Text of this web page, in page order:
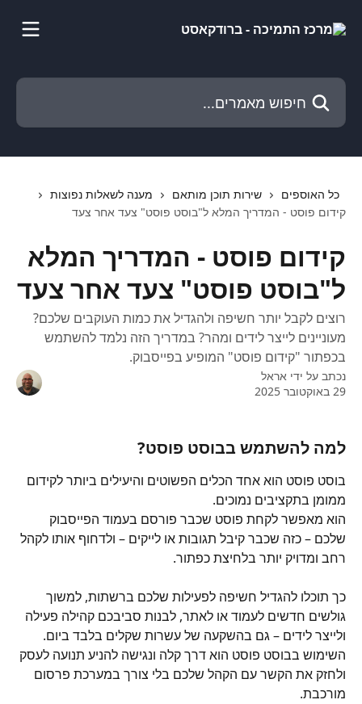
חיפוש מאמרים...
כל האוספים שירות תוכן מותאם
מענה לשאלות נפוצות
קידום פוסט - המדריך המלא ל"בוסט פוסט" צעד אחר צעד
קידום פוסט - המדריך המלא
ל"בוסט פוסט" צעד אחר צעד
רוצים לקבל יותר חשיפה ולהגדיל את כמות העוקבים שלכם?
מעוניינים לייצר לידים ומהר? במדריך הזה נלמד להשתמש
בכפתור "קידום פוסט" המופיע בפייסבוק.
נכתב על ידי אראל
29 באוקטובר 2025
למה להשתמש בבוסט פוסט?
בוסט פוסט הוא אחד הכלים הפשוטים והיעילים ביותר לקידום
ממומן בתקציבים נמוכים.
הוא מאפשר לקחת פוסט שכבר פורסם בעמוד הפייסבוק
שלכם – כזה שכבר קיבל תגובות או לייקים – ולדחוף אותו לקהל
רחב ומדויק יותר בלחיצת כפתור.
כך תוכלו להגדיל חשיפה לפעילות שלכם ברשתות, למשוך
גולשים חדשים לעמוד או לאתר, לבנות סביבכם קהילה פעילה
ולייצר לידים – גם בהשקעה של עשרות שקלים בלבד ביום.
השימוש בבוסט פוסט הוא דרך קלה ונגישה להניע תנועה לעסק
ולחזק את הקשר עם הקהל שלכם בלי צורך במערכת פרסום
מורכבת.